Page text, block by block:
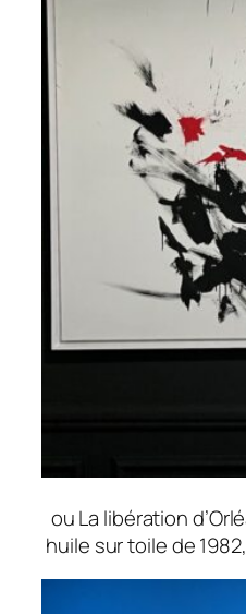
ouLa libération
huile sur toile de